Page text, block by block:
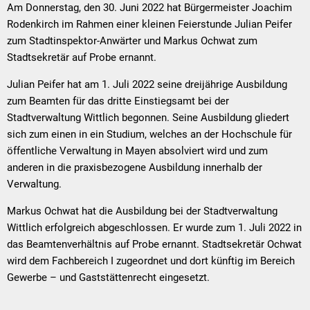
Am Donnerstag, den 30. Juni 2022 hat Bürgermeister Joachim
Rodenkirch im Rahmen einer kleinen Feierstunde Julian Peifer
zum Stadtinspektor-Anwärter und Markus Ochwat zum
Stadtsekretär auf Probe ernannt.
Julian Peifer hat am 1. Juli 2022 seine dreijährige Ausbildung
zum Beamten für das dritte Einstiegsamt bei der
Stadtverwaltung Wittlich begonnen. Seine Ausbildung gliedert
sich zum einen in ein Studium, welches an der Hochschule für
öffentliche Verwaltung in Mayen absolviert wird und zum
anderen in die praxisbezogene Ausbildung innerhalb der
Verwaltung.
Markus Ochwat hat die Ausbildung bei der Stadtverwaltung
Wittlich erfolgreich abgeschlossen. Er wurde zum 1. Juli 2022 in
das Beamtenverhältnis auf Probe ernannt. Stadtsekretär Ochwat
wird dem Fachbereich I zugeordnet und dort künftig im Bereich
Gewerbe – und Gaststättenrecht eingesetzt.